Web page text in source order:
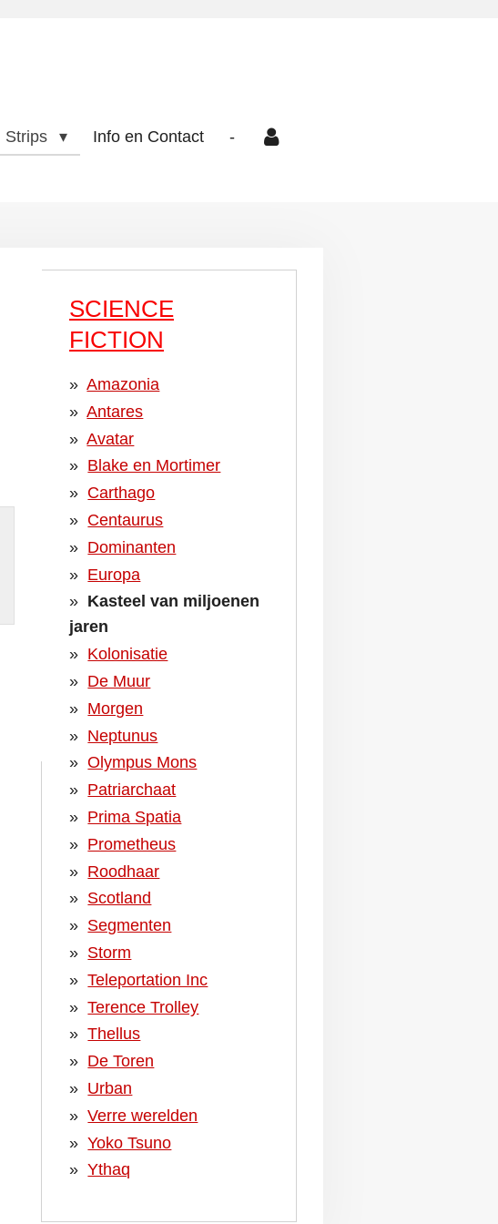
Strips Info en Contact -
SCIENCE
FICTION
Amazonia
Antares
Avatar
Blake en Mortimer
Carthago
Centaurus
Dominanten
Europa
Kasteel van miljoenen
jaren
Kolonisatie
De Muur
Morgen
Neptunus
Olympus Mons
Patriarchaat
Prima Spatia
Prometheus
Roodhaar
Scotland
Segmenten
Storm
Teleportation Inc
Terence Trolley
Thellus
De Toren
Urban
Verre werelden
Yoko Tsuno
Ythaq